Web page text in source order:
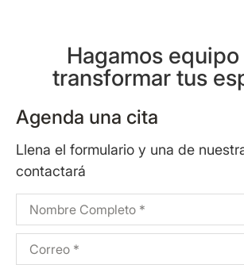
Hagamos
transformar tus
Agenda una cita
Llena el formulario y una de
contactará